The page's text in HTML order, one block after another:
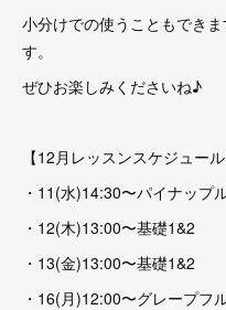
小分けでの使うこともでき
す。
ぜひお楽しみくださいね♪
【12月レッスンスケジュール
・11(水)14:30〜パイナップ
・12(木)13:00〜基礎1&2
・13(金)13:00〜基礎1&2
・16(月)12:00〜グレープフ